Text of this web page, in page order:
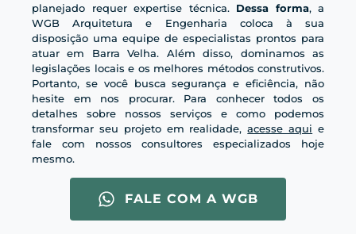
planejado requer expertise técnica. Dessa forma, a
WGB Arquitetura e Engenharia coloca à sua
disposição uma equipe de especialistas prontos para
atuar em Barra Velha. Além disso, dominamos as
legislações locais e os melhores métodos construtivos.
Portanto, se você busca segurança e eficiência, não
hesite em nos procurar. Para conhecer todos os
detalhes sobre nossos serviços e como podemos
transformar seu projeto em realidade,acesse aqui e
fale com nossos consultores especializados hoje
mesmo.
FALE COM A WGB